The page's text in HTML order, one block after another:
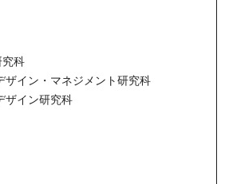
究科
ザイン・マネジメント研究科
ザイン研究科